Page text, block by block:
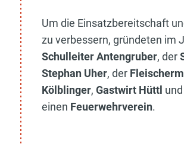
Um die Einsatzbereitschaft
zu verbessern, gründeten im
Schulleiter Antengruber, der
Stephan Uher, der
Kölblinger, Gastwirt Hüttl und
einen Feuerwehrverein.